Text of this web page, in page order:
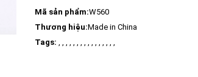
Mã sản phẩm:W560
Thương hiệu:Made in China
Tags: , , , , , , , , , , , , , , , ,